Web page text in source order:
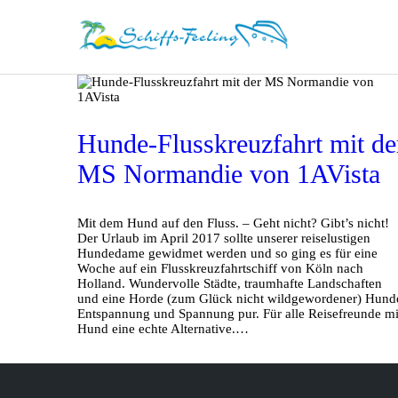
Hunde-Flusskreuzfahrt mit
MS Normandie von 1AVista
Mit dem Hund auf den Fluss. – Geht nicht? Gibt’s nicht!
Der Urlaub im April 2017 sollte unserer reiselustigen
Hundedame gewidmet werden und so ging es für eine
Woche auf ein Flusskreuzfahrtschiff von Köln nach
Holland. Wundervolle Städte, traumhafte Landschaften
und eine Horde (zum Glück nicht wildgewordener)
Entspannung und Spannung pur. Für alle Reisefreunde
Hund eine echte Alternative.…